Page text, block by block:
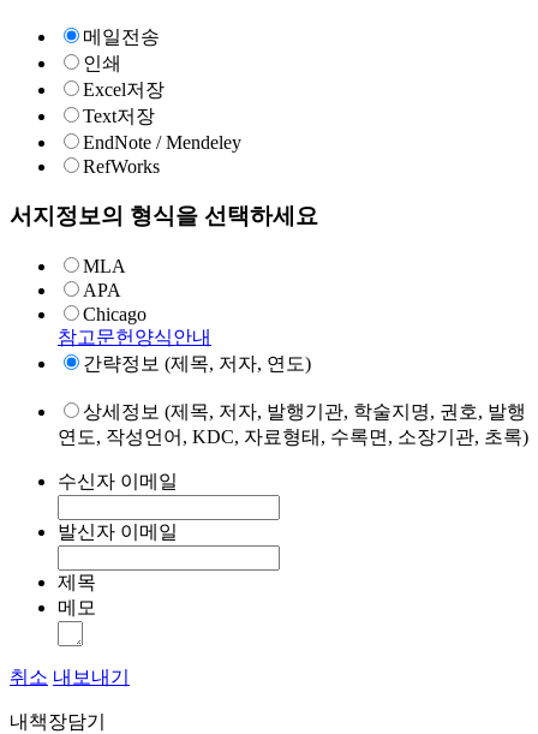
메일전송
인쇄
Excel저장
Text저장
EndNote / Mendeley
RefWorks
서지정보의 형식을 선택하세요
MLA
APA
Chicago
참고문헌양식안내
간략정보 (제목, 저자, 연도)
상세정보 (제목, 저자, 발행기관, 학술지명, 권호, 발행
연도, 작성언어, KDC, 자료형태, 수록면, 소장기관, 초록)
수신자 이메일
발신자 이메일
제목
메모
취소 내보내기
내책장담기